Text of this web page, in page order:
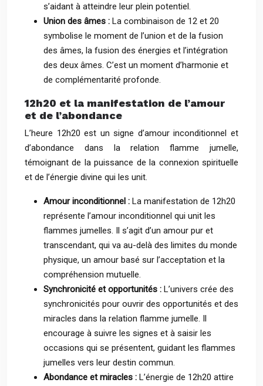
s’aidant à atteindre leur plein potentiel.
Union des âmes : La combinaison de 12 et 20
symbolise le moment de l’union et de la fusion
des âmes, la fusion des énergies et l’intégration
des deux âmes. C’est un moment d’harmonie et
de complémentarité profonde.
12h20 et la manifestation de l’amour
et de l’abondance
L’heure 12h20 est un signe d’amour inconditionnel et
d’abondance dans la relation flamme jumelle,
témoignant de la puissance de la connexion spirituelle
et de l’énergie divine qui les unit.
Amour inconditionnel : La manifestation de 12h20
représente l’amour inconditionnel qui unit les
flammes jumelles. Il s’agit d’un amour pur et
transcendant, qui va au-delà des limites du monde
physique, un amour basé sur l’acceptation et la
compréhension mutuelle.
Synchronicité et opportunités : L’univers crée des
synchronicités pour ouvrir des opportunités et des
miracles dans la relation flamme jumelle. Il
encourage à suivre les signes et à saisir les
occasions qui se présentent, guidant les flammes
jumelles vers leur destin commun.
Abondance et miracles : L’énergie de 12h20 attire